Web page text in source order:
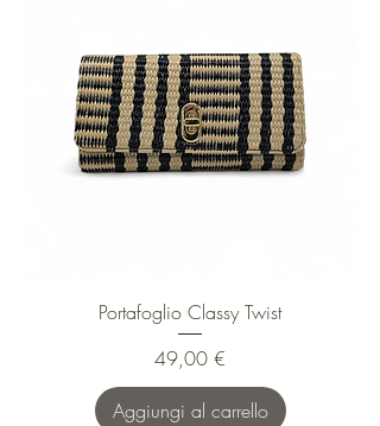
Portafoglio Classy Twist
Prezzo
49,00 €
Aggiungi al carrello